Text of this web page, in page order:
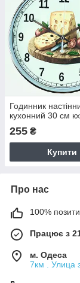
Годинник
кухонний 30 см
255 ₴
Купити
Про нас
100%
Працює з
м. Одеса
7км . Улица